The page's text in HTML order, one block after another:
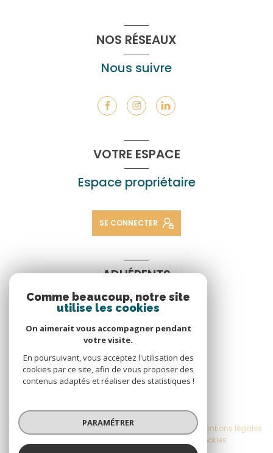
NOS RÉSEAUX
Nous suivre
VOTRE ESPACE
Espace propriétaire
SE CONNECTER
ADHÉRENTS
Nous adhérons
© 2026 | Tous droits réservés
Nos honoraires Nos partenaires
Mentions légales
Cookies
Comme beaucoup, notre site
utilise les cookies
On aimerait vous accompagner pendant
votre visite.
En poursuivant, vous acceptez l'utilisation des
cookies par ce site, afin de vous proposer des
contenus adaptés et réaliser des statistiques !
PARAMÉTRER